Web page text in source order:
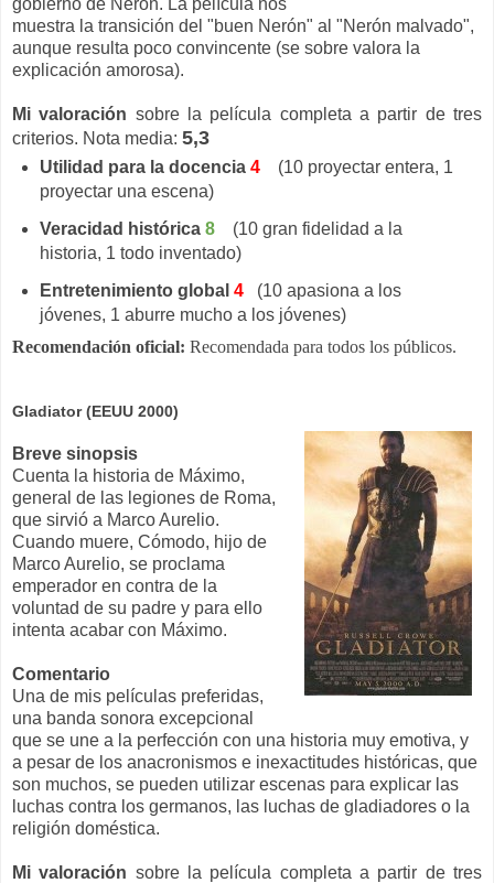
gobierno de Nerón. La película nos
muestra la transición del "buen Nerón" al "Nerón malvado",
aunque resulta poco convincente (se sobre valora la
explicación amorosa).
Mi valoración sobre la película completa a partir de tres
criterios. Nota media: 5,3
Utilidad para la docencia 4
(10 proyectar entera, 1
proyectar una escena)
Veracidad histórica 8
(10 gran fidelidad a la
historia, 1 todo inventado)
Entretenimiento global 4(10 apasiona a los
jóvenes, 1 aburre mucho a los jóvenes)
Recomendación oficial: Recomendada para todos los públicos.
Gladiator (EEUU 2000)
Breve sinopsis
Cuenta la historia de Máximo,
general de las legiones de Roma,
que sirvió a Marco Aurelio.
Cuando muere, Cómodo, hijo de
Marco Aurelio, se proclama
emperador en contra de la
voluntad de su padre y para ello
intenta acabar con Máximo.
Comentario
Una de mis películas preferidas,
una banda sonora excepcional
que se une a la perfección con una historia muy emotiva, y
a pesar de los anacronismos e inexactitudes históricas, que
son muchos, se pueden utilizar escenas para explicar las
luchas contra los germanos, las luchas de gladiadores o la
religión doméstica.
Mi valoración sobre la película completa a partir de tres